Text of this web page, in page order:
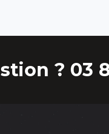
? 03